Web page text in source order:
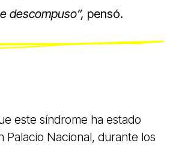
descompuso”, pensó.
este síndrome ha estado
Palacio Nacional, durante los